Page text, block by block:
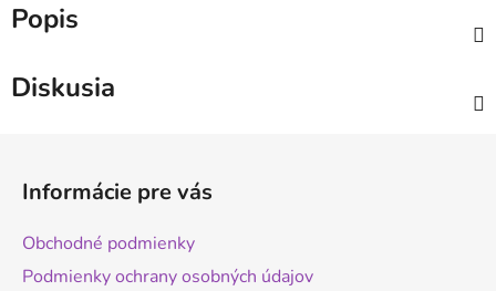
Popis
Diskusia
Informácie pre vás
Obchodné podmienky
Podmienky ochrany osobných údajov